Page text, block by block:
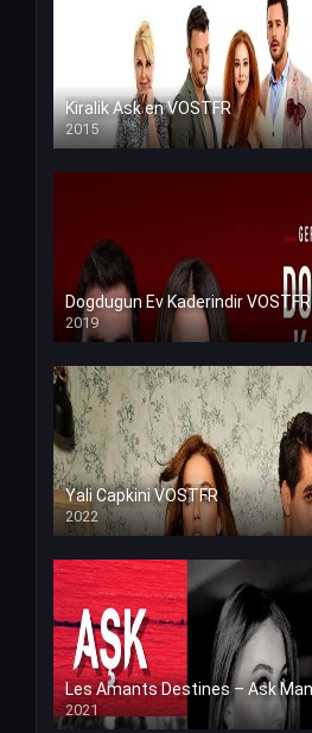
Kiralik Ask en VOSTFR
2015
Dogdugun Ev Kaderindir VOSTFR
2019
Yali Capkini VOSTFR
2022
2021